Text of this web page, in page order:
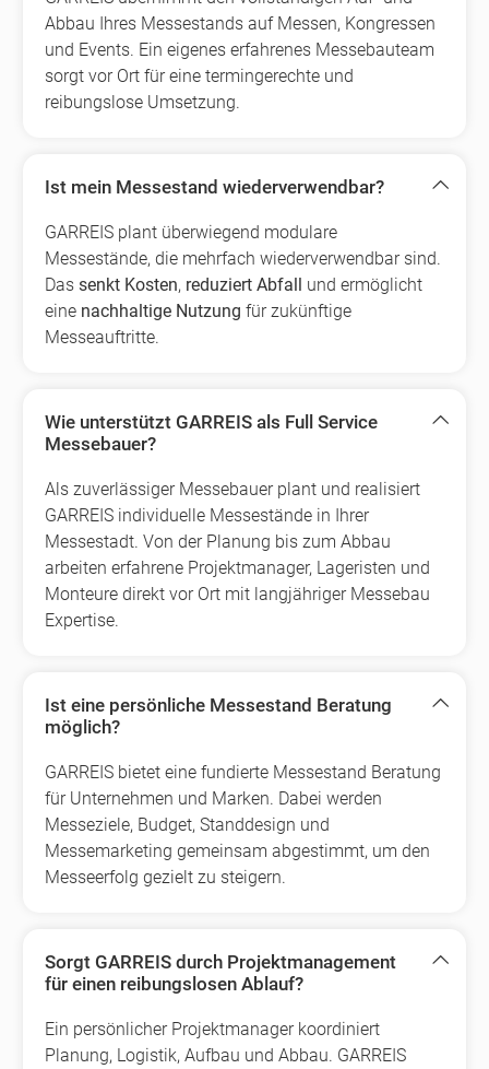
Abbau Ihres Messestands auf Messen, Kongressen
und Events. Ein eigenes erfahrenes Messebauteam
sorgt vor Ort für eine termingerechte und
reibungslose Umsetzung.
Ist mein Messestand wiederverwendbar?
GARREIS plant überwiegend modulare
Messestände, die mehrfach wiederverwendbar sind.
Das senkt Kosten, reduziert Abfall und ermöglicht
eine nachhaltige Nutzung für zukünftige
Messeauftritte.
Wie unterstützt GARREIS als Full Service
Messebauer?
Als zuverlässiger Messebauer plant und realisiert
GARREIS individuelle Messestände in Ihrer
Messestadt. Von der Planung bis zum Abbau
arbeiten erfahrene Projektmanager, Lageristen und
Monteure direkt vor Ort mit langjähriger Messebau
Expertise.
Ist eine persönliche Messestand Beratung
möglich?
GARREIS bietet eine fundierte Messestand Beratung
für Unternehmen und Marken. Dabei werden
Messeziele, Budget, Standdesign und
Messemarketing gemeinsam abgestimmt, um den
Messeerfolg gezielt zu steigern.
Sorgt GARREIS durch Projektmanagement
für einen reibungslosen Ablauf?
Ein persönlicher Projektmanager koordiniert
Planung, Logistik, Aufbau und Abbau. GARREIS